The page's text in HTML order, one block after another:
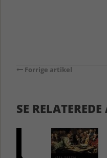
Forrige artikel
SE